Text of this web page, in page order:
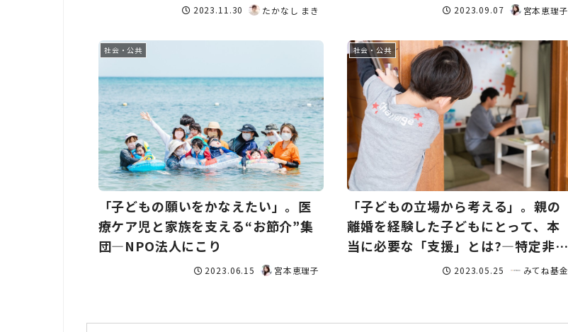
2023.11.30 たかなし まき 2023.09.07 宮本恵理子
社会・公共
「子どもの願いをかなえたい」。医
療ケア児と家族を支える“お節介”集
団―NPO法人にこり
2023.06.15 宮本恵理子
社会・公共
「子どもの立場から考える」。親の
離婚を経験した子どもにとって、本
当に必要な「支援」とは?―特定非営
利活動法人ウィーズ2023.05.25 みてね基金